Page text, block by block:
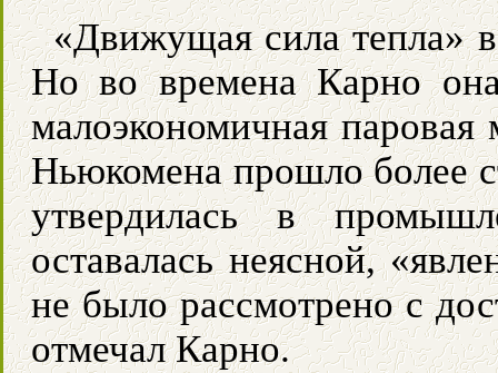
«Движущая сила тепла»
Но во времена Карно
малоэкономичная
Ньюкомена прошло более
утвердилась в
оставалась неясной,
не было рассмотрено с
отмечал Карно.